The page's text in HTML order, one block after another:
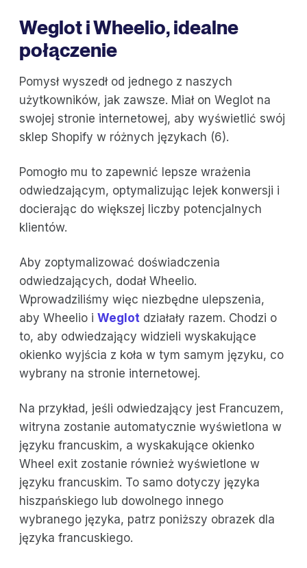
Weglot i Wheelio, idealne
połączenie
Pomysł wyszedł od jednego z naszych
użytkowników, jak zawsze. Miał on Weglot na
swojej stronie internetowej, aby wyświetlić swój
sklep Shopify w różnych językach (6).
Pomogło mu to zapewnić lepsze wrażenia
odwiedzającym, optymalizując lejek konwersji i
docierając do większej liczby potencjalnych
klientów.
Aby zoptymalizować doświadczenia
odwiedzających, dodał Wheelio.
Wprowadziliśmy więc niezbędne ulepszenia,
aby Wheelio i Weglot działały razem. Chodzi o
to, aby odwiedzający widzieli wyskakujące
okienko wyjścia z koła w tym samym języku, co
wybrany na stronie internetowej.
Na przykład, jeśli odwiedzający jest Francuzem,
witryna zostanie automatycznie wyświetlona w
języku francuskim, a wyskakujące okienko
Wheel exit zostanie również wyświetlone w
języku francuskim. To samo dotyczy języka
hiszpańskiego lub dowolnego innego
wybranego języka, patrz poniższy obrazek dla
języka francuskiego.